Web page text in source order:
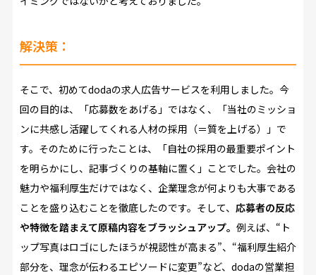
解決策：
そこで、初めてdodaの求人広告サービスを利用しました。今
回の目的は、「応募数をあげる」ではなく、「当社のミッショ
ンに共感し活躍してくれる人材の採用（＝質を上げる）」で
す。そのために行ったことは、「自社の採用の最重要ポイント
を明らかにし、記事づくりの基軸に置く」ことでした。会社の
魅力や福利厚生だけではなく、企業理念が何よりも大事である
ことを盛り込むことを徹底したのです。そして、 応募者の反応
や特徴を踏まえて原稿内容をブラッシュアップ。 例えば、“ト
ップ写真はロゴにしたほうが視認性が高まる”、“福利厚生紹介
部分を、理念が伝わるエピソードに変更”など、dodaの営業担